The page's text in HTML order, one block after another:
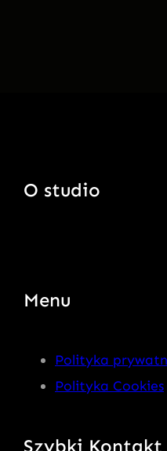
O studio
Menu
Polityka
Polityka Cookies
Szybki Kontakt